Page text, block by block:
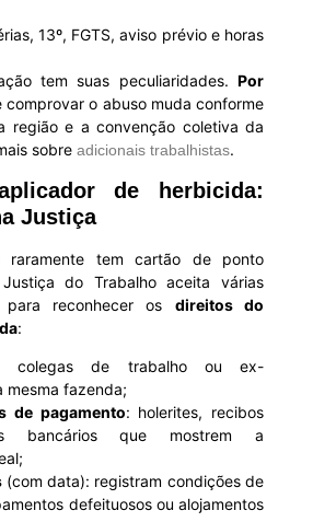
13º, FGTS, aviso prévio e horas
tem suas peculiaridades. Por
comprovar o abuso muda conforme
região e a convenção coletiva da
sobre adicionais trabalhistas.
de herbicida:
Justiça
raramente tem cartão de ponto
do Trabalho aceita várias
para reconhecer os direitos do
:
colegas de trabalho ou ex-
mesma fazenda;
de pagamento: holerites, recibos
bancários que mostrem a
(com data): registram condições de
defeituosos ou alojamentos